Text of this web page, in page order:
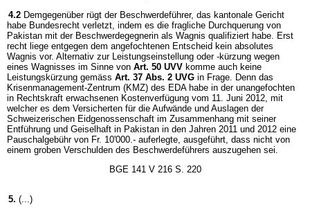
4.2 Demgegenüber rügt der Beschwerdeführer, das kantonale Gericht
habe Bundesrecht verletzt, indem es die fragliche Durchquerung von
Pakistan mit der Beschwerdegegnerin als Wagnis qualifiziert habe. Erst
recht liege entgegen dem angefochtenen Entscheid kein absolutes
Wagnis vor. Alternativ zur Leistungseinstellung oder -kürzung wegen
eines Wagnisses im Sinne von Art. 50 UVV komme auch keine
Leistungskürzung gemäss Art. 37 Abs. 2 UVG in Frage. Denn das
Krisenmanagement-Zentrum (KMZ) des EDA habe in der unangefochten
in Rechtskraft erwachsenen Kostenverfügung vom 11. Juni 2012, mit
welcher es dem Versicherten für die Aufwände und Auslagen der
Schweizerischen Eidgenossenschaft im Zusammenhang mit seiner
Entführung und Geiselhaft in Pakistan in den Jahren 2011 und 2012 eine
Pauschalgebühr von Fr. 10'000.- auferlegte, ausgeführt, dass nicht von
einem groben Verschulden des Beschwerdeführers auszugehen sei.
BGE 141 V 216 S. 220
5. (...)